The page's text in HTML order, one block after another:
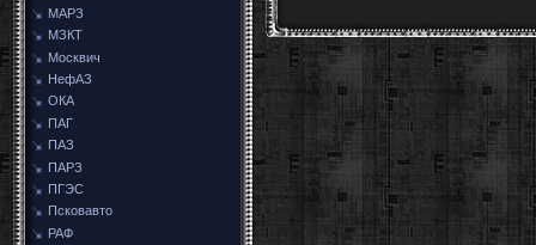
МАРЗ
МЗКТ
Москвич
НефАЗ
ОКА
ПАГ
ПАЗ
ПАРЗ
ПГЭС
Псковавто
РАФ